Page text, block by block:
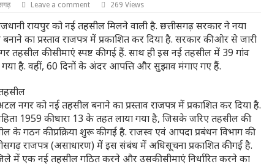
Leave a comment 269 Views
रायपुर को नई तहसील मिलने वाली है. छत्तीसगढ़ सरकार ने नया
का प्रस्ताव राजपत्र में प्रकाशित कर दिया है. सरकार की ओर से जारी
तहसील की सीमाएं स्पष्ट की गई हैं. साथ ही इस नई तहसील में 39 गांव
गया है. वहीं, 60 दिनों के अंदर आपत्ति और सुझाव मंगाए गए हैं.
नगर को नई तहसील बनाने का प्रस्ताव राजपत्र में प्रकाशित कर दिया है.
1959 की धारा 13 के तहत लाया गया है, जिसके जरिए तहसील की
के गठन की प्रक्रिया शुरू की गई है. राजस्व एवं आपदा प्रबंधन विभाग की
राजपत्र (असाधारण) में इस संबंध में अधिसूचना प्रकाशित की गई है.
में एक नई तहसील गठित करने और उसकी सीमाएं निर्धारित करने का